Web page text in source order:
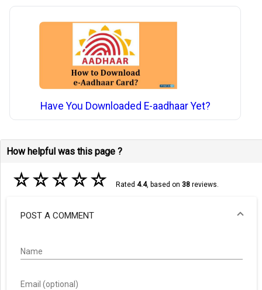
Have You Downloaded E-aadhaar Yet?
How helpful was this page ?
☆☆☆☆☆ Rated 4.4, based on 38reviews.
POST A COMMENT
Name
Email (optional)